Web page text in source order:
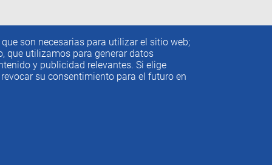
son necesarias para utilizar el sitio web;
que utilizamos para generar datos
y publicidad relevantes. Si elige
su consentimiento para el futuro en